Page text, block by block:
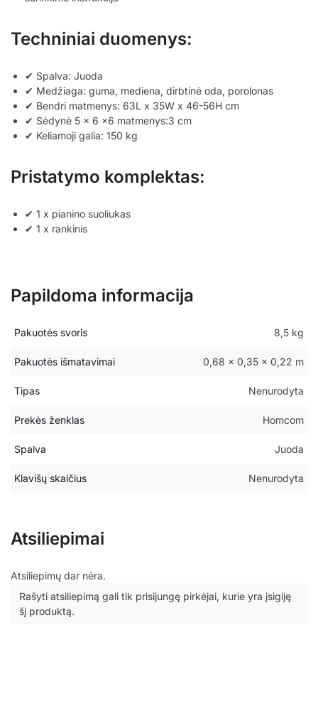
Techniniai duomenys:
✔ Spalva: Juoda
✔ Medžiaga: guma, mediena, dirbtinė oda, porolonas
✔ Bendri matmenys: 63L x 35W x 46-56H cm
✔ Sėdynė 5 x 6 x6 matmenys:3 cm
✔ Keliamoji galia: 150 kg
Pristatymo komplektas:
✔ 1 x pianino suoliukas
✔ 1 x rankinis
Papildoma informacija
Pakuotės svoris 8,5 kg
Pakuotės išmatavimai 0,68 × 0,35 × 0,22 m
Tipas Nenurodyta
Prekės ženklas Homcom
Spalva Juoda
Klavišų skaičius Nenurodyta
Atsiliepimai
Atsiliepimų dar nėra.
Rašyti atsiliepimą gali tik prisijungę pirkėjai, kurie yra įsigiję
šį produktą.